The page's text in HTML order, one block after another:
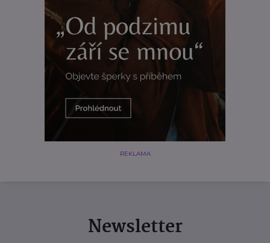
REKLAMA
Newsletter